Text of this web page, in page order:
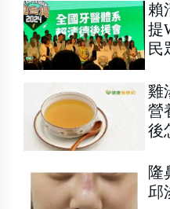
賴
提
民
雞
營
後
隆
邱